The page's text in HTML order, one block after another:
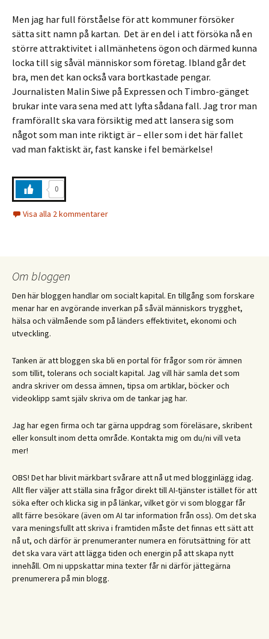
Men jag har full förståelse för att kommuner försöker
sätta sitt namn på kartan. Det är en del i att försöka nå en
större attraktivitet i allmänhetens ögon och därmed kunna
locka till sig såväl människor som företag. Ibland går det
bra, men det kan också vara bortkastade pengar.
Journalisten Malin Siwe på Expressen och Timbro-gänget
brukar inte vara sena med att lyfta sådana fall. Jag tror man
framförallt ska vara försiktig med att lansera sig som
något som man inte riktigt är – eller som i det här fallet
vad man faktiskt är, fast kanske i fel bemärkelse!
0
Visa alla 2 kommentarer
Om bloggen
Den här bloggen handlar om socialt kapital. En tillgång som forskare
menar har en avgörande inverkan på såväl människors trygghet,
hälsa och välmående som på länders effektivitet, ekonomi och
utveckling.
Tanken är att bloggen ska bli en portal för frågor som rör ämnen
som tillit, tolerans och socialt kapital. Jag vill här samla det som
andra skriver om dessa ämnen, tipsa om artiklar, böcker och
videoklipp samt själv skriva om de tankar jag har.
Jag har egen firma och tar gärna uppdrag som föreläsare, skribent
eller konsult inom detta område. Kontakta mig om du/ni vill veta
mer!
OBS! Det har blivit märkbart svårare att nå ut med blogginlägg idag.
Allt fler väljer att ställa sina frågor direkt till AI-tjänster istället för att
söka efter och klicka sig in på länkar, vilket gör vi som bloggar får
allt färre besökare (även om AI tar information från oss). Om det ska
vara meningsfullt att skriva i framtiden måste det finnas ett sätt att
nå ut, och därför är prenumeranter numera en förutsättning för att
det ska vara värt att lägga tiden och energin på att skapa nytt
innehåll. Om ni uppskattar mina texter får ni därför jättegärna
prenumerera på min blogg.